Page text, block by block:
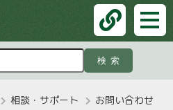
検索
相談・サポート お問い合わせ